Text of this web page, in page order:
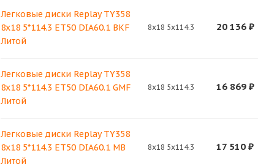
Легковые диски Replay TY358
8x18 5*114.3 ET50 DIA60.1 BKF
Литой
8x18 5x114.3 20 136 ₽
Легковые диски Replay TY358
8x18 5*114.3 ET50 DIA60.1 GMF
Литой
8x18 5x114.3 16 869 ₽
Легковые диски Replay TY358
8x18 5*114.3 ET50 DIA60.1 MB
Литой
8x18 5x114.3 17 510 ₽